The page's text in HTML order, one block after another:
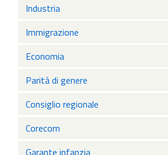
Industria
Immigrazione
Economia
Parità di genere
Consiglio regionale
Corecom
Garante infanzia